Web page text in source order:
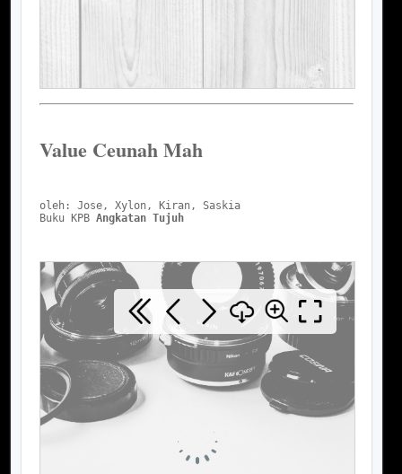
Value Ceunah Mah
oleh: Jose, Xylon, Kiran, Saskia
Buku KPB Angkatan Tujuh